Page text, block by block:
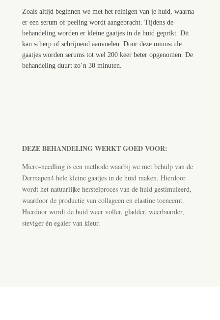
Zoals altijd beginnen we met het reinigen van je huid, waarna
er een serum of peeling wordt aangebracht. Tijdens de
behandeling worden er kleine gaatjes in de huid geprikt. Dit
kan scherp of schrijnend aanvoelen. Door deze minuscule
gaatjes worden serums tot wel 200 keer beter opgenomen. De
behandeling duurt zo’n 30 minuten.
DEZE BEHANDELING WERKT GOED VOOR:
Micro-needling is een methode waarbij we met behulp van de
Dermapen4 hele kleine gaatjes in de huid maken. Hierdoor
wordt het natuurlijke herstelproces van de huid gestimuleerd,
waardoor de productie van collageen en elastine toeneemt.
Hierdoor wordt de huid weer voller, gladder, weerbaarder,
steviger én egaler van kleur.